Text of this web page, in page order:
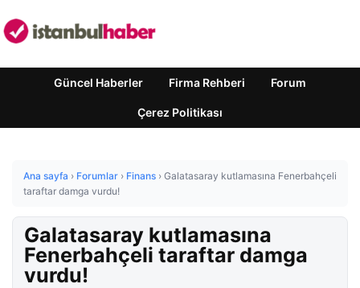
Güncel Haberler Firma Rehberi Forum
Çerez Politikası
Ana sayfa › Forumlar › Finans › Galatasaray kutlamasına Fenerbahçeli
taraftar damga vurdu!
Galatasaray kutlamasına
Fenerbahçeli taraftar damga
vurdu!